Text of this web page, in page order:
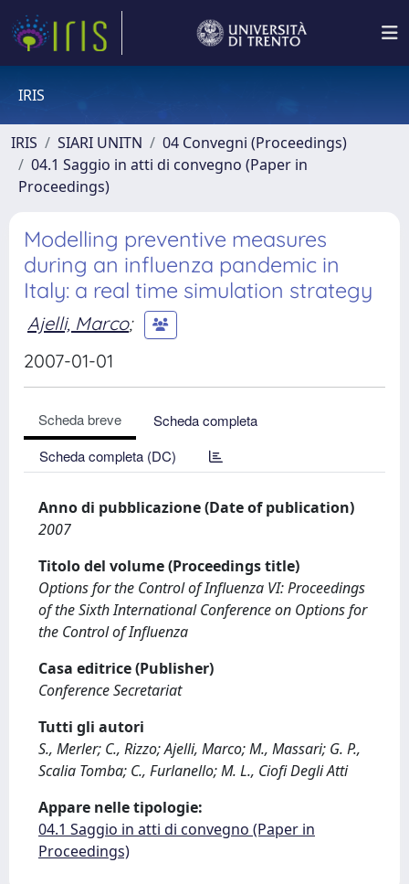
IRIS
IRIS SIARI UNITN
04 Convegni (Proceedings)
04.1 Saggio in atti di convegno (Paper in
Proceedings)
Modelling preventive measures
during an influenza pandemic in
Italy: a real time simulation strategy
Ajelli, Marco;
2007-01-01
Scheda breve
Scheda completa
Scheda completa (DC)
Anno di pubblicazione (Date of publication)
2007
Titolo del volume (Proceedings title)
Options for the Control of Influenza VI: Proceedings
of the Sixth International Conference on Options for
the Control of Influenza
Casa editrice (Publisher)
Conference Secretariat
Tutti gli autori
S., Merler; C., Rizzo; Ajelli, Marco; M., Massari; G. P.,
Scalia Tomba; C., Furlanello; M. L., Ciofi Degli Atti
Appare nelle tipologie:
04.1 Saggio in atti di convegno (Paper in
Proceedings)